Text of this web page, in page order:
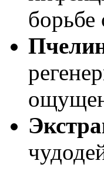
борьбе